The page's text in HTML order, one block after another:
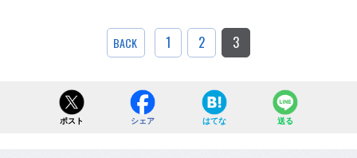
BACK 1 2 3
ポスト シェア はてな 送る